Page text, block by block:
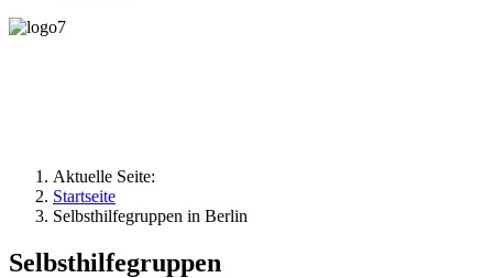
Aktuelle Seite:
Startseite
Selbsthilfegruppen in Berlin
Selbsthilfegruppen